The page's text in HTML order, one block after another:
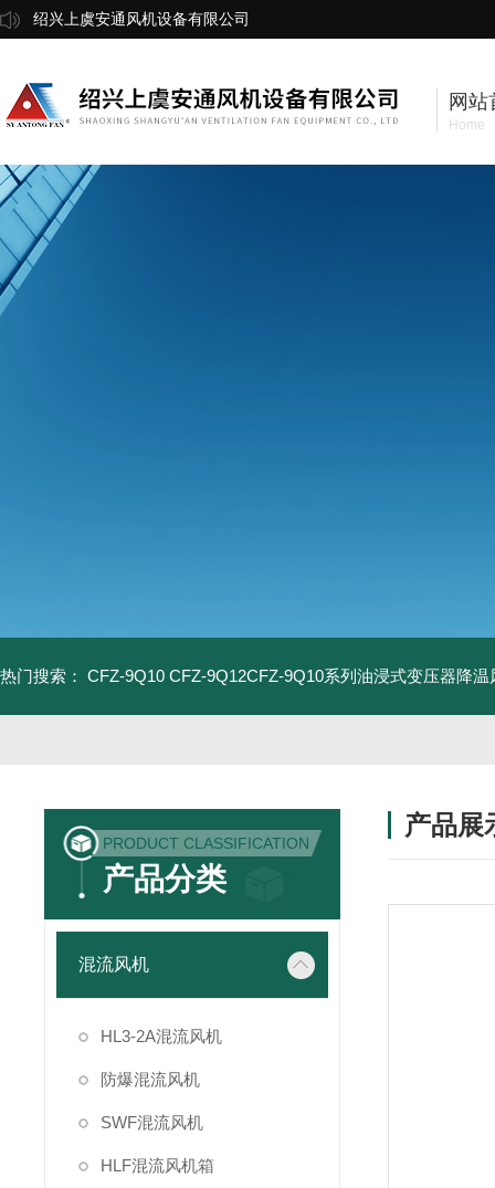
绍兴上虞安通风机设备有限公司
网站
Home
热门搜索： CFZ-9Q10 CFZ-9Q12CFZ-9Q10系列油浸式变压器降温
PRODUCT CLASSIFICATION
产品分类
混流风机
HL3-2A混流风机
防爆混流风机
SWF混流风机
HLF混流风机箱
产品展